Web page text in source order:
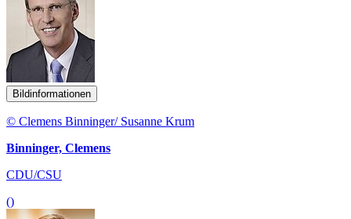
Bildinformationen
© Clemens Binninger/ Susanne Krum
Binninger, Clemens
CDU/CSU
()